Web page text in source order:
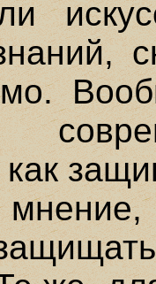
как